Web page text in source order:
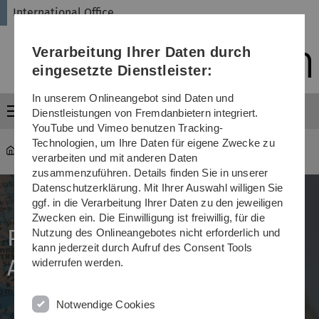
Direkt
Direkt
Direkt
(Sprache,
Drucken,
Media)
Direkt
Direkt
International Office
Menü
International Office Partnerhochschulen & Allianzen
Partnerhochschulen &
Allianzen
Verarbeitung Ihrer Daten durch
eingesetzte Dienstleister:
In unserem Onlineangebot sind Daten und
Dienstleistungen von Fremdanbietern integriert.
YouTube und Vimeo benutzen Tracking-
Technologien, um Ihre Daten für eigene Zwecke zu
verarbeiten und mit anderen Daten
zusammenzuführen. Details finden Sie in unserer
Datenschutzerklärung. Mit Ihrer Auswahl willigen Sie
ggf. in die Verarbeitung Ihrer Daten zu den jeweiligen
Zwecken ein. Die Einwilligung ist freiwillig, für die
Nutzung des Onlineangebotes nicht erforderlich und
kann jederzeit durch Aufruf des Consent Tools
widerrufen werden.
Notwendige Cookies